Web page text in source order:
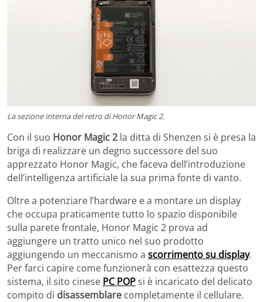
La sezione interna del retro di Honor Magic 2.
Con il suo Honor Magic 2 la ditta di Shenzen si è presa la
briga di realizzare un degno successore del suo
apprezzato Honor Magic, che faceva dell’introduzione
dell’intelligenza artificiale la sua prima fonte di vanto.
Oltre a potenziare l’hardware e a montare un display
che occupa praticamente tutto lo spazio disponibile
sulla parete frontale, Honor Magic 2 prova ad
aggiungere un tratto unico nel suo prodotto
aggiungendo un meccanismo a scorrimento su display.
Per farci capire come funzionerà con esattezza questo
sistema, il sito cinese PC POPsi è incaricato del delicato
compito di disassemblare completamente il cellulare.